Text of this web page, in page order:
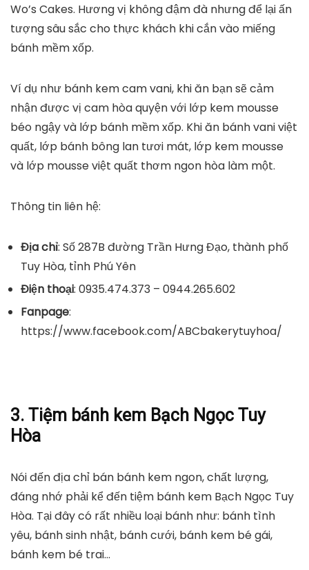
Wo’s Cakes. Hương vị không đậm đà nhưng để lại ấn
tượng sâu sắc cho thực khách khi cắn vào miếng
bánh mềm xốp.
Ví dụ như bánh kem cam vani, khi ăn bạn sẽ cảm
nhận được vị cam hòa quyện với lớp kem mousse
béo ngậy và lớp bánh mềm xốp. Khi ăn bánh vani việt
quất, lớp bánh bông lan tươi mát, lớp kem mousse
và lớp mousse việt quất thơm ngon hòa làm một.
Thông tin liên hệ:
Địa chỉ: Số 287B đường Trần Hưng Đạo, thành phố
Tuy Hòa, tỉnh Phú Yên
Điện thoại: 0935.474.373 – 0944.265.602
Fanpage:
https://www.facebook.com/ABCbakerytuyhoa/
3. Tiệm bánh kem Bạch Ngọc Tuy
Hòa
Nói đến địa chỉ bán bánh kem ngon, chất lượng,
đáng nhớ phải kể đến tiệm bánh kem Bạch Ngọc Tuy
Hòa. Tại đây có rất nhiều loại bánh như: bánh tình
yêu, bánh sinh nhật, bánh cưới, bánh kem bé gái,
bánh kem bé trai…